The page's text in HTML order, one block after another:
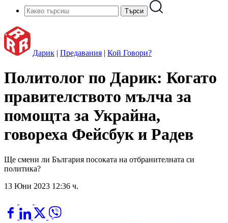
Дарик | Предавания | Кой Говори?
Политолог по Дарик: Когато
правителството мълча за
помощта за Украйна,
говореха Фейсбук и Радев
Ще смени ли България посоката на отбранителната си
политика?
13 Юни 2023 12:36 ч.